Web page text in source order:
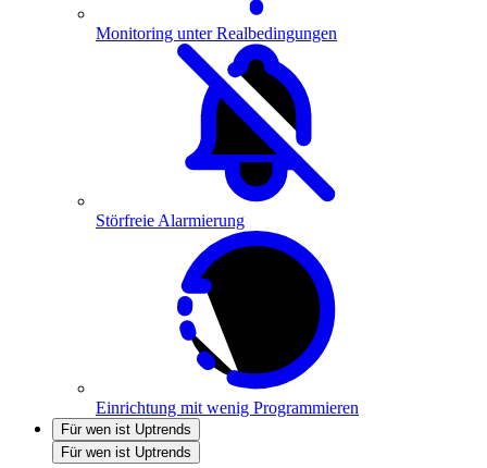
Monitoring unter Realbedingungen
Störfreie Alarmierung
Einrichtung mit wenig Programmieren
Für wen ist Uptrends
Für wen ist Uptrends